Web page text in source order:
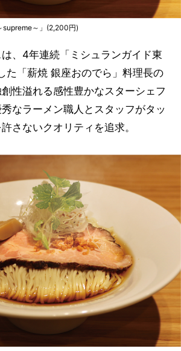
supreme～」(2,200円)
、4年連続「ミシュランガイド東
た「薪焼 銀座おのでら」料理長の
性溢れる感性豊かなスターシェフ
なラーメン職人とスタッフがタッ
さないクオリティを追求。